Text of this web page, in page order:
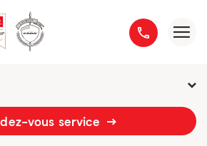
jusqu'à 18h
vous service